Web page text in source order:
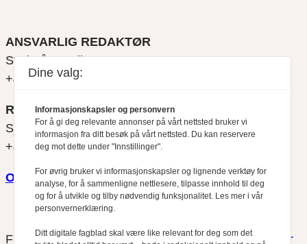
ANSVARLIG REDAKTØR
Svein Åge Eriksen
+47 900 79 547
REDAKTØR
Sjur Anda
+47 470 34 460
Om oss
Finansfokus arbeider etterRedaktørplakatenog Vær
Dine valg:
Informasjonskapsler og personvern
For å gi deg relevante annonser på vårt nettsted bruker vi
informasjon fra ditt besøk på vårt nettsted. Du kan reservere
deg mot dette under "Innstillinger".
For øvrig bruker vi informasjonskapsler og lignende verktøy for
analyse, for å sammenligne nettlesere, tilpasse innhold til deg
og for å utvikle og tilby nødvendig funksjonalitet. Les mer i vår
personvernerklæring.
Ditt digitale fagblad skal være like relevant for deg som det